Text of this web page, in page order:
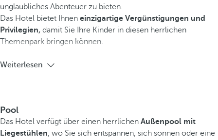
unglaubliches Abenteuer zu bieten.
Das Hotel bietet Ihnen einzigartige Vergünstigungen und
Privilegien, damit Sie Ihre Kinder in diesen herrlichen
Themenpark bringen können.
Weiterlesen
Pool
Das Hotel verfügt über einen herrlichen Außenpool mit
Liegestühlen, wo Sie sich entspannen, sich sonnen oder eine